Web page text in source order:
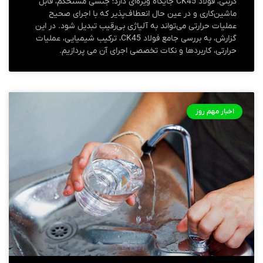
ماشین‌کاری و در عین حال انعطاف‌پذیر که با اجرای صحیح
عملیات حرارتی می‌تواند به آلیاژی بی‌رقیب تبدیل شود. در این
گزارش، به بررسی جامع فولاد CK45، ترکیب شیمیایی، عملیات
حرارتی، کاربردها و نکات تخصصی اجرای آن می‌ پردازیم.
اخبار مهم روز